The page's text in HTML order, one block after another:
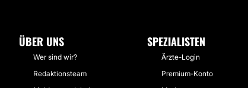
ÜBER UNS
Wer sind wir?
Redaktionsteam
SPEZIALISTEN
Ärzte-Login
Premium-Konto